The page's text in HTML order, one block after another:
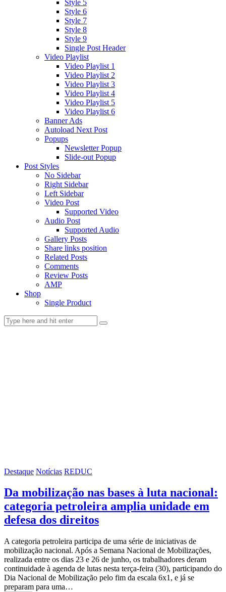
Style 5
Style 6
Style 7
Style 8
Style 9
Single Post Header
Video Playlist
Video Playlist 1
Video Playlist 2
Video Playlist 3
Video Playlist 4
Video Playlist 5
Video Playlist 6
Banner Ads
Autoload Next Post
Popups
Newsletter Popup
Slide-out Popup
Post Styles
No Sidebar
Right Sidebar
Left Sidebar
Video Post
Supported Video
Audio Post
Supported Audio
Gallery Posts
Share links position
Related Posts
Comments
Review Posts
AMP
Shop
Single Product
Destaque Notícias REDUC
Da mobilização nas bases à luta nacional:
categoria petroleira amplia unidade em
defesa dos direitos
A categoria petroleira participa de uma série de iniciativas de
mobilização nacional. Após a Semana Nacional de Mobilizações,
realizada entre os dias 23 e 26 de junho, os trabalhadores deram
continuidade à agenda de lutas nesta terça-feira (30), participando do
Dia Nacional de Mobilização pelo fim da escala 6x1, e já se
preparam para uma…